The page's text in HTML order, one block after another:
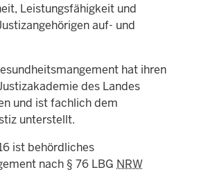
Leistungsfähigkeit und
auf- und
hat ihren
des Landes
und ist fachlich dem
unterstellt.
ist behördliches
nach § 76 LBG NRW